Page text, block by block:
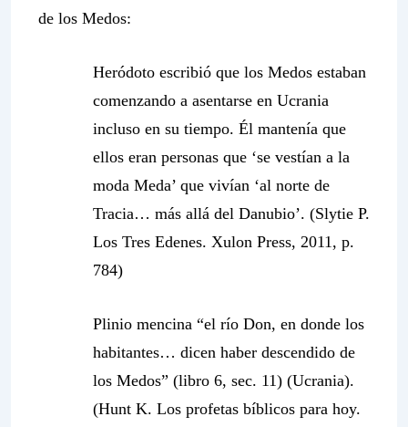
de los Medos:
Heródoto escribió que los Medos estaban
comenzando a asentarse en Ucrania
incluso en su tiempo. Él mantenía que
ellos eran personas que ‘se vestían a la
moda Meda’ que vivían ‘al norte de
Tracia… más allá del Danubio’. (Slytie P.
Los Tres Edenes. Xulon Press, 2011, p.
784)
Plinio mencina “el río Don, en donde los
habitantes… dicen haber descendido de
los Medos” (libro 6, sec. 11) (Ucrania).
(Hunt K. Los profetas bíblicos para hoy.